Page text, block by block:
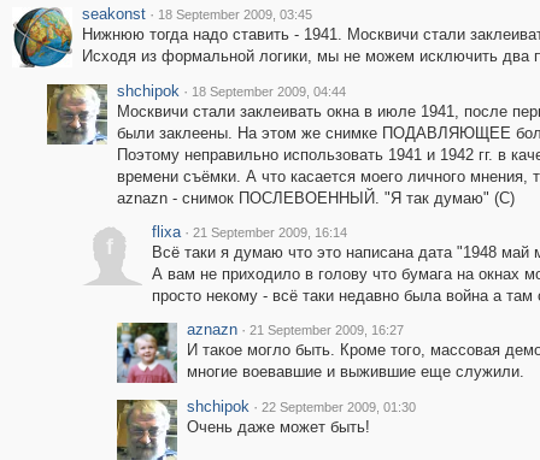
seakonst · 18 September 2009, 03:45
Нижнюю тогда надо ставить - 1941. Москвичи стали
Исходя из формальной логики, мы не можем исключить два
shchipok · 18 September 2009, 04:44
Москвичи стали заклеивать окна в июле 1941, после
были заклеены. На этом же снимке ПОДАВЛЯЮЩЕЕ
Поэтому неправильно использовать 1941 и 1942 гг. в
времени съёмки. А что касается моего личного
aznazn - снимок ПОСЛЕВОЕННЫЙ. "Я так думаю" (С)
f
flixa · 21 September 2009, 16:14
Всё таки я думаю что это написана дата "1948
А вам не приходило в голову что бумага на окнах
просто некому - всё таки недавно была война а
aznazn · 21 September 2009, 16:27
И такое могло быть. Кроме того, массовая
многие воевавшие и выжившие еще служили.
shchipok · 22 September 2009, 01:30
Очень даже может быть!